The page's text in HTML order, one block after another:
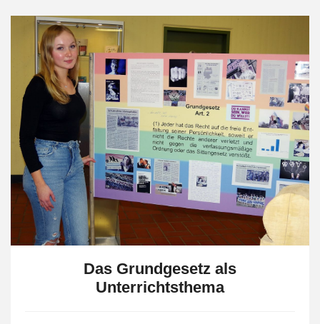
Das Grundgesetz als
Unterrichtsthema